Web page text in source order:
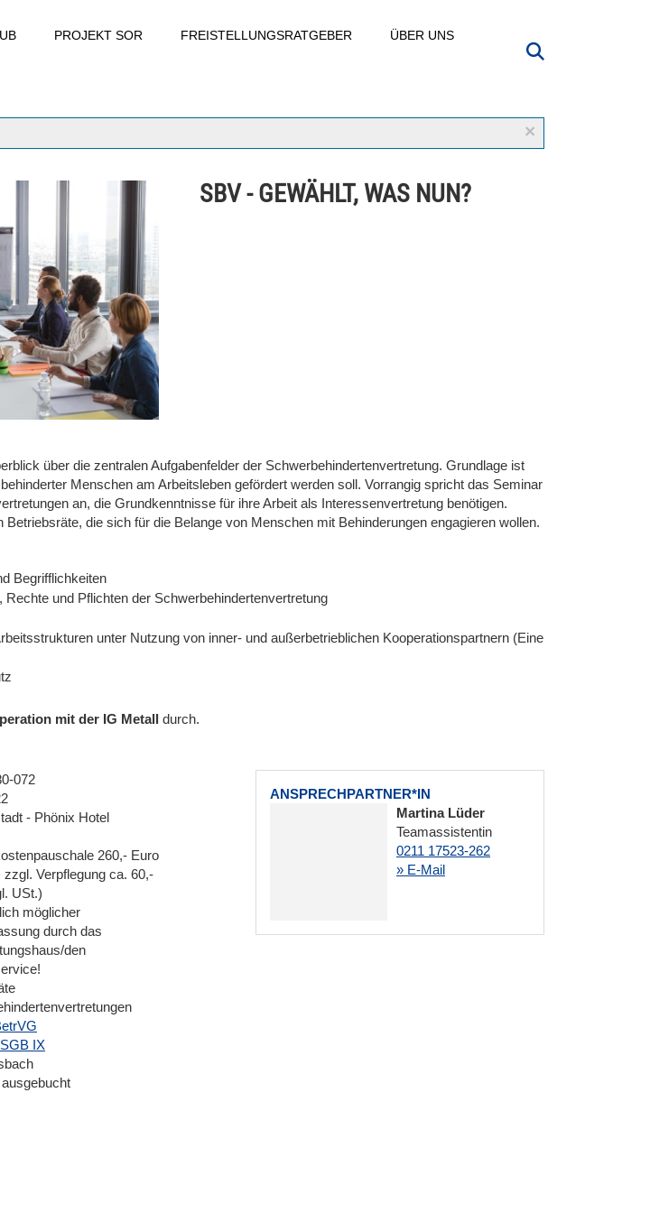
PROJEKT SOR FREISTELLUNGSRATGEBER ÜBER UNS
×
SBV - GEWÄHLT, WAS NUN?
über die zentralen Aufgabenfelder der Schwerbehindertenvertretung. Grundlage ist
Menschen am Arbeitsleben gefördert werden soll. Vorrangig spricht das Seminar
an, die Grundkenntnisse für ihre Arbeit als Interessenvertretung benötigen.
die sich für die Belange von Menschen mit Behinderungen engagieren wollen.
Begrifflichkeiten
und Pflichten der Schwerbehindertenvertretung
unter Nutzung von inner- und außerbetrieblichen Kooperationspartnern (Eine
mit der IG Metall durch.
ANSPRECHPARTNER*IN
Martina Lüder
Teamassistentin
0211 17523-262
» E-Mail
072
- Phönix Hotel
260,- Euro
zzgl. Verpflegung ca. 60,-
USt.)
möglicher
durch das
den
IX